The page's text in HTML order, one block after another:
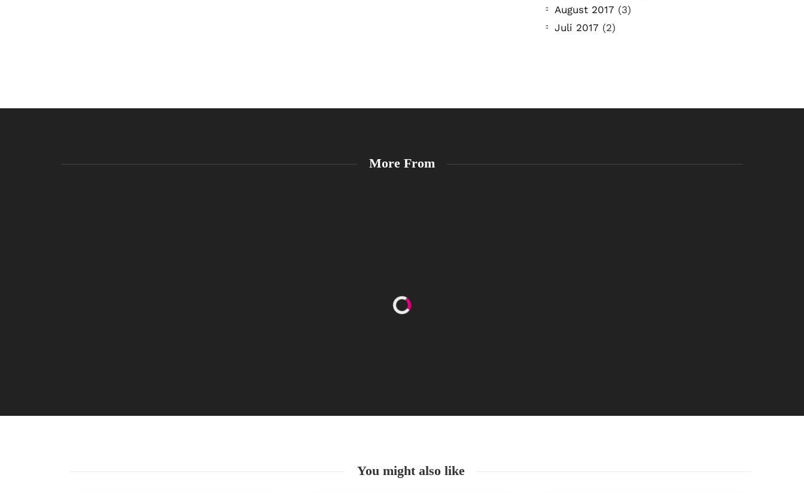
August 2017 (3)
Juli 2017 (2)
More From
You might also like